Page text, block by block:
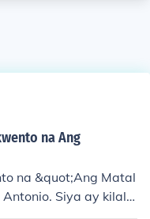
na Ang
na &quot;Ang Matal
Antonio. Siya ay kilala
na nobelista sa pa